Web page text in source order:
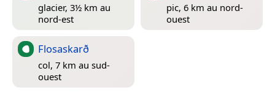
glacier, 3½ km au
nord-est
pic, 6 km au nord-
ouest
Flosaskarð
col, 7 km au sud-
ouest